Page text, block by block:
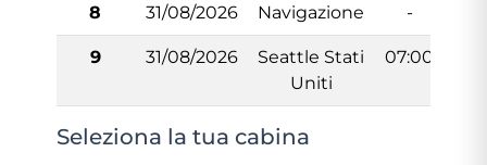
8 31/08/2026 Navigazione -
9 31/08/2026
Seattle Stati
Uniti
07:00
Seleziona la tua cabina